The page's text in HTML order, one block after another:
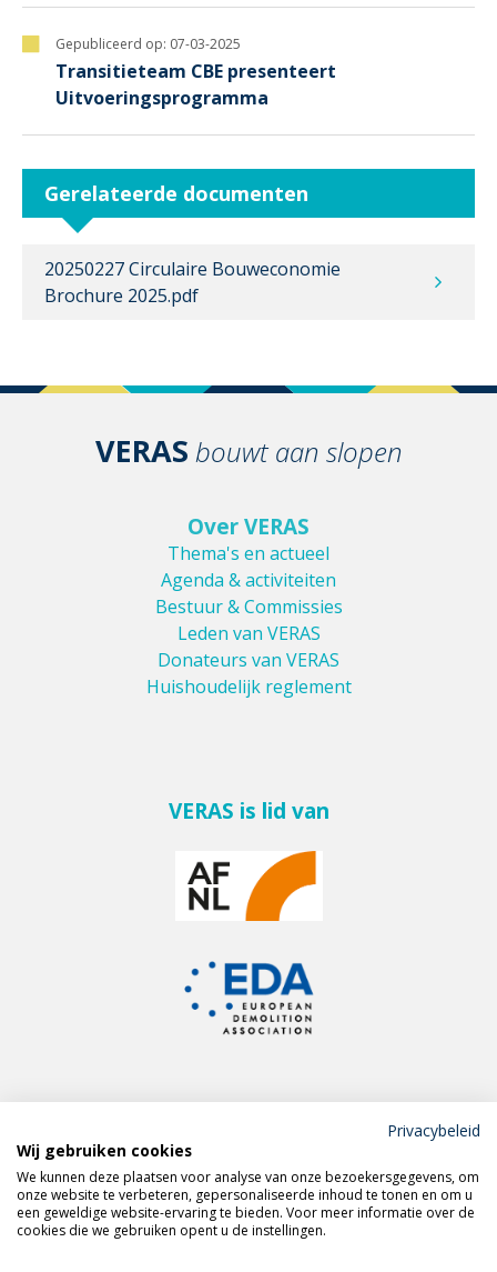
Gepubliceerd op: 07-03-2025
Transitieteam CBE presenteert
Uitvoeringsprogramma
Gerelateerde documenten
20250227 Circulaire Bouweconomie
Brochure 2025.pdf
VERAS bouwt aan slopen
Over VERAS
Thema's en actueel
Agenda & activiteiten
Bestuur & Commissies
Leden van VERAS
Donateurs van VERAS
Huishoudelijk reglement
VERAS is lid van
Meld je aan voor de
VERAS nieuwsbrief
Volg VERAS op
Privacybeleid
Wij gebruiken cookies
We kunnen deze plaatsen voor analyse van onze bezoekersgegevens, om
onze website te verbeteren, gepersonaliseerde inhoud te tonen en om u
een geweldige website-ervaring te bieden. Voor meer informatie over de
cookies die we gebruiken opent u de instellingen.